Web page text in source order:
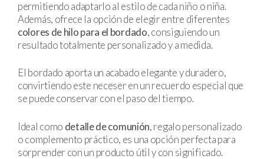
permitiendo adaptarlo al estilo de cada niño o niña.
Además, ofrece la opción de elegir entre diferentes
colores de hilo para el bordado, consiguiendo un
resultado totalmente personalizado y a medida.
El bordado aporta un acabado elegante y duradero,
convirtiendo este neceser en un recuerdo especial que
se puede conservar con el paso del tiempo.
Ideal como detalle de comunión, regalo personalizado
o complemento práctico, es una opción perfecta para
sorprender con un producto útil y con significado.